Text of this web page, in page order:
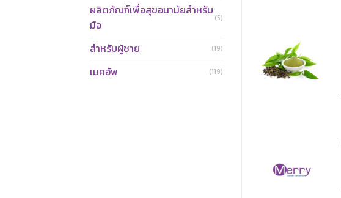
ผลิตภัณฑ์เพื่อสุขอนามัยสำหรับ
มือ
(5)
สำหรับผู้ชาย (19)
เมคอัพ (119)